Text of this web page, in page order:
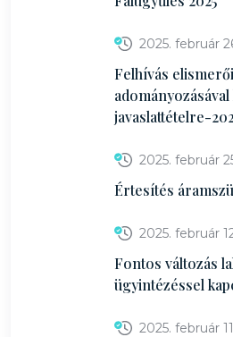
2025. február
Felhívás
javaslattételre-
2025. február
Értesítés
2025. február
Fontos változás
ügyintézéssel
2025. február